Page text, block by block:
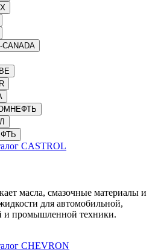
CANADA
CASTROL
масла, смазочные материалы и
для автомобильной,
и промышленной техники.
CHEVRON